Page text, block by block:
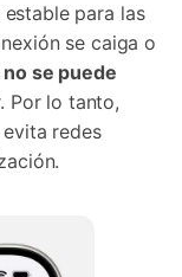
para las
se caiga o
no se puede
Por lo tanto,
redes